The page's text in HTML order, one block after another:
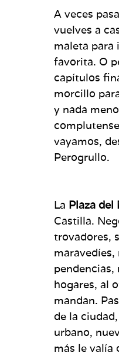
A veces
vuelves a
maleta para
favorita. O
capítulos
morcillo
y nada
vayamos,
Perogrullo.
La Plaza del
Castilla.
trovadores,
pendencias,
hogares, al
mandan.
de la
urbano,
más le valía